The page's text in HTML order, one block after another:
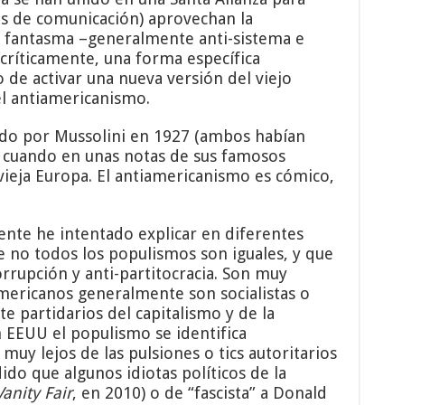
comunicación) aprovechan la
–generalmente anti-sistema e
una forma específica
activar una nueva versión del viejo
antiamericanismo.
por Mussolini en 1927 (ambos habían
en unas notas de sus famosos
Europa. El antiamericanismo es cómico,
he intentado explicar en diferentes
todos los populismos son iguales, y que
y anti-partitocracia. Son muy
generalmente son socialistas o
partidarios del capitalismo y de la
el populismo se identifica
lejos de las pulsiones o tics autoritarios
que algunos idiotas políticos de la
Fair, en 2010) o de “fascista” a Donald